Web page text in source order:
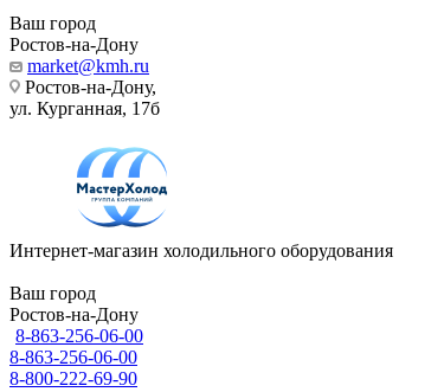
Ваш город
Ростов-на-Дону
market@kmh.ru
Ростов-на-Дону,
ул. Курганная, 17б
Интернет-магазин холодильного оборудования
Ваш город
Ростов-на-Дону
8-863-256-06-00
8-863-256-06-00
8-800-222-69-90